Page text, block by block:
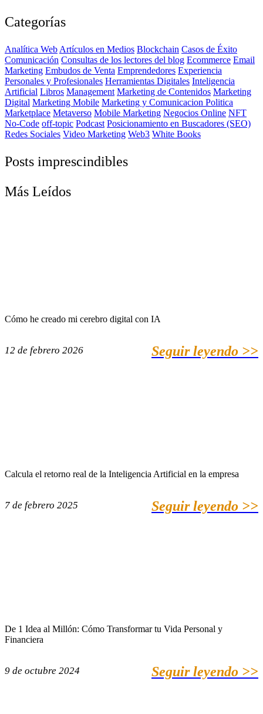
Categorías
Analítica Web Artículos en Medios Blockchain Casos de Éxito
Comunicación Consultas de los lectores del blog Ecommerce Email
Marketing Embudos de Venta Emprendedores Experiencia
Personales y Profesionales Herramientas Digitales Inteligencia
Artificial Libros Management Marketing de Contenidos Marketing
Digital Marketing Mobile Marketing y Comunicacion Politica
Marketplace Metaverso Mobile Marketing Negocios Online NFT
No-Code off-topic Podcast Posicionamiento en Buscadores (SEO)
Redes Sociales Video Marketing Web3 White Books
Posts imprescindibles
Más Leídos
Cómo he creado mi cerebro digital con IA
12 de febrero 2026 Seguir leyendo >>
Calcula el retorno real de la Inteligencia Artificial en la empresa
7 de febrero 2025 Seguir leyendo >>
De 1 Idea al Millón: Cómo Transformar tu Vida Personal y
Financiera
9 de octubre 2024 Seguir leyendo >>